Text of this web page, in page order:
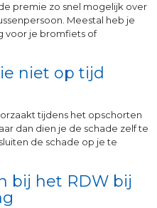
premie zo snel mogelijk over
Meestal heb je
voor je bromfiets of
niet op tijd
tijdens het opschorten
dan dien je de schade zelf te
de schade op je te
bij het RDW bij